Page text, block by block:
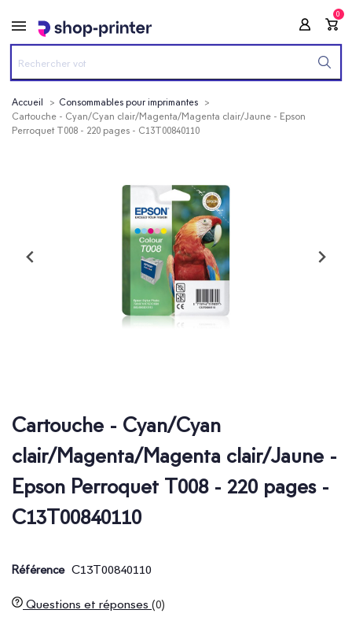
0
Accueil
Consommables pour imprimantes
Cartouche - Cyan/Cyan clair/Magenta/Magenta clair/Jaune - Epson
Perroquet T008 - 220 pages - C13T00840110
Cartouche - Cyan/Cyan
clair/Magenta/Magenta clair/Jaune -
Epson Perroquet T008 - 220 pages -
C13T00840110
Référence C13T00840110
Questions et réponses (0)